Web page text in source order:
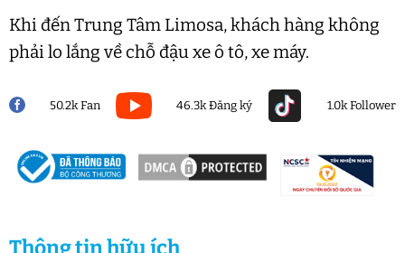
Khi đến Trung Tâm Limosa, khách hàng không
phải lo lắng về chỗ đậu xe ô tô, xe máy.
50.2k Fan 46.3k Đăng ký 1.0k Follower
Thông tin hữu ích